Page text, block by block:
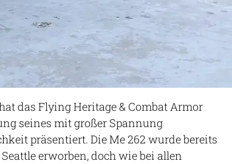
das Flying Heritage & Combat Armor
seines mit großer Spannung
präsentiert. Die Me 262 wurde bereits
erworben, doch wie bei allen